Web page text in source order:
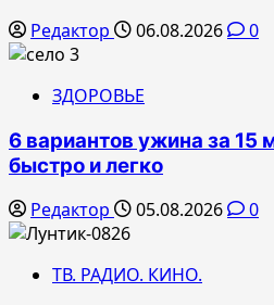
Редактор 06.08.2026 0
ЗДОРОВЬЕ
6 вариантов ужина за 15
быстро и легко
Редактор 05.08.2026 0
ТВ. РАДИО. КИНО.